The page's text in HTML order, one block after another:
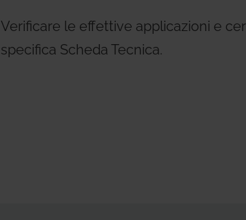
Verificare le effettive applicazioni e
specifica Scheda Tecnica.